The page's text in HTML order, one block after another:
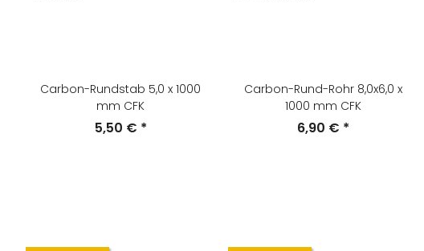
Carbon-Rundstab 5,0 x 1000
mm CFK
5,50 € *
Carbon-Rund-Rohr 8,0x6,0 x
1000 mm CFK
6,90 € *